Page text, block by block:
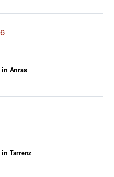
in Anras
Tarrenz